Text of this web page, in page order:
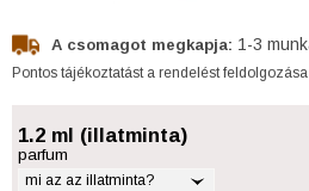
A csomagot megkapja: 1-3
Pontos tájékoztatást a rendelést
1.2 ml (illatminta)
parfum
mi az az illatminta?